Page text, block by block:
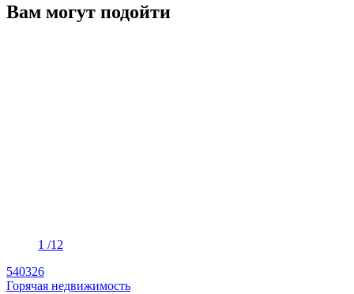
Вам могут подойти
1 /12
540326
Горячая недвижимость